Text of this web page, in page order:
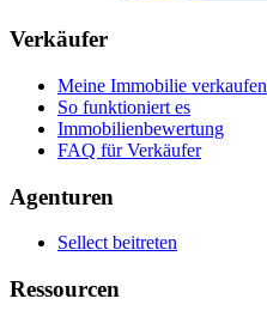
Verkäufer
Meine Immobilie verkaufen
So funktioniert es
Immobilienbewertung
FAQ für Verkäufer
Agenturen
Sellect beitreten
Ressourcen